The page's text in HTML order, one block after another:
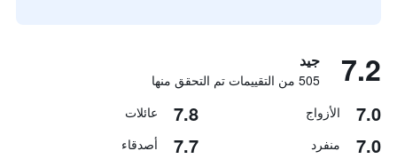
7.2 جيد
505 من التقييمات تم التحقق منها
7.0 الأزواج 7.8 عائلات
7.0 منفرد 7.7 أصدقاء